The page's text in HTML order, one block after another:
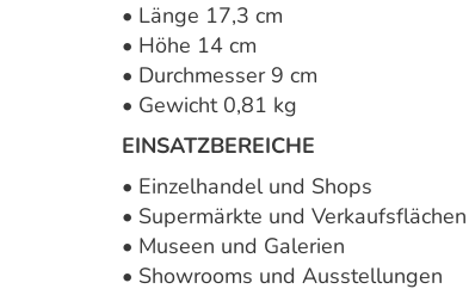
• Länge 17,3 cm
• Höhe 14 cm
• Durchmesser 9 cm
• Gewicht 0,81 kg
EINSATZBEREICHE
• Einzelhandel und Shops
• Supermärkte und Verkaufsflächen
• Museen und Galerien
• Showrooms und Ausstellungen